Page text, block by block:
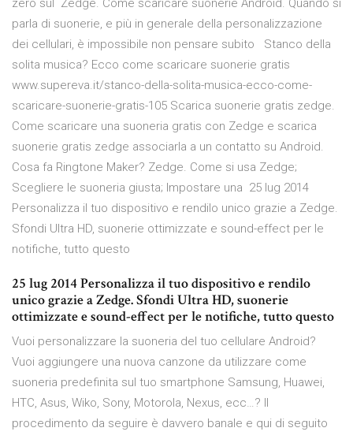
zero sul Zedge. Come scaricare suonerie Android. Quando si
parla di suonerie, e più in generale della personalizzazione
dei cellulari, è impossibile non pensare subito Stanco della
solita musica? Ecco come scaricare suonerie gratis
www.supereva.it/stanco-della-solita-musica-ecco-come-
scaricare-suonerie-gratis-105 Scarica suonerie gratis zedge.
Come scaricare una suoneria gratis con Zedge e scarica
suonerie gratis zedge associarla a un contatto su Android.
Cosa fa Ringtone Maker? Zedge. Come si usa Zedge;
Scegliere le suoneria giusta; Impostare una 25 lug 2014
Personalizza il tuo dispositivo e rendilo unico grazie a Zedge.
Sfondi Ultra HD, suonerie ottimizzate e sound-effect per le
notifiche, tutto questo
25 lug 2014 Personalizza il tuo dispositivo e rendilo
unico grazie a Zedge. Sfondi Ultra HD, suonerie
ottimizzate e sound-effect per le notifiche, tutto questo
Vuoi personalizzare la suoneria del tuo cellulare Android?
Vuoi aggiungere una nuova canzone da utilizzare come
suoneria predefinita sul tuo smartphone Samsung, Huawei,
HTC, Asus, Wiko, Sony, Motorola, Nexus, ecc…? Il
procedimento da seguire è davvero banale e qui di seguito